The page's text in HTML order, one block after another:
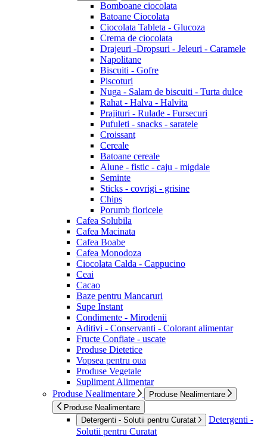
Bomboane ciocolata
Batoane Ciocolata
Ciocolata Tableta - Glucoza
Crema de ciocolata
Drajeuri -Dropsuri - Jeleuri - Caramele
Napolitane
Biscuiti - Gofre
Piscoturi
Nuga - Salam de biscuiti - Turta dulce
Rahat - Halva - Halvita
Prajituri - Rulade - Fursecuri
Pufuleti - snacks - saratele
Croissant
Cereale
Batoane cereale
Alune - fistic - caju - migdale
Seminte
Sticks - covrigi - grisine
Chips
Porumb floricele
Cafea Solubila
Cafea Macinata
Cafea Boabe
Cafea Monodoza
Ciocolata Calda - Cappucino
Ceai
Cacao
Baze pentru Mancaruri
Supe Instant
Condimente - Mirodenii
Aditivi - Conservanti - Colorant alimentar
Fructe Confiate - uscate
Produse Dietetice
Vopsea pentru oua
Produse Vegetale
Supliment Alimentar
Produse Nealimentare
Produse Nealimentare
Produse Nealimentare
Detergenti - Solutii pentru Curatat
Detergenti -
Solutii pentru Curatat